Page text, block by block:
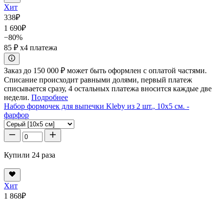
Хит
338₽
1 690₽
−80%
85 ₽ x4 платежа
Заказ до 150 000 ₽ может быть оформлен с оплатой частями.
Списание происходит равными долями, первый платеж
списывается сразу, 4 остальных платежа вносится каждые две
недели. Подробнее
Набор формочек для выпечки Kleby из 2 шт., 10x5 см. -
фарфор
Купили 24 раза
Хит
1 868₽